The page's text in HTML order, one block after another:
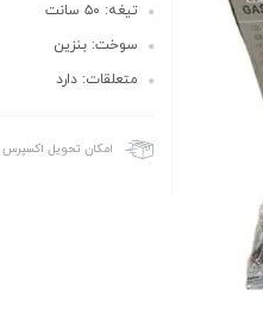
تیغه: ۵۰ سانت
سوخت: بنزین
متعلقات: دارد
امکان تحویل اکسپرس